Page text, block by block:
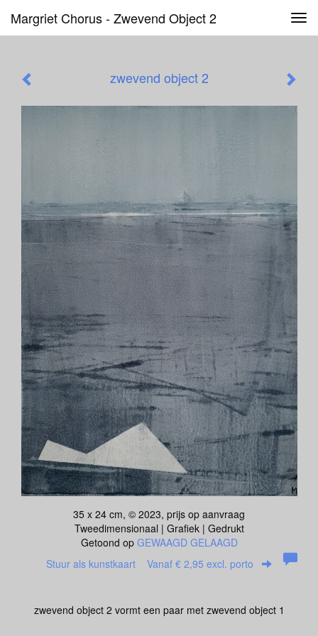
Margriet Chorus - Zwevend Object 2
zwevend object 2
35 x 24 cm, © 2023, prijs op aanvraag
Tweedimensionaal | Grafiek | Gedrukt
Getoond op GEWAAGD GELAAGD
Stuur als kunstkaart Vanaf € 2,95 excl. porto
zwevend object 2 vormt een paar met zwevend object 1